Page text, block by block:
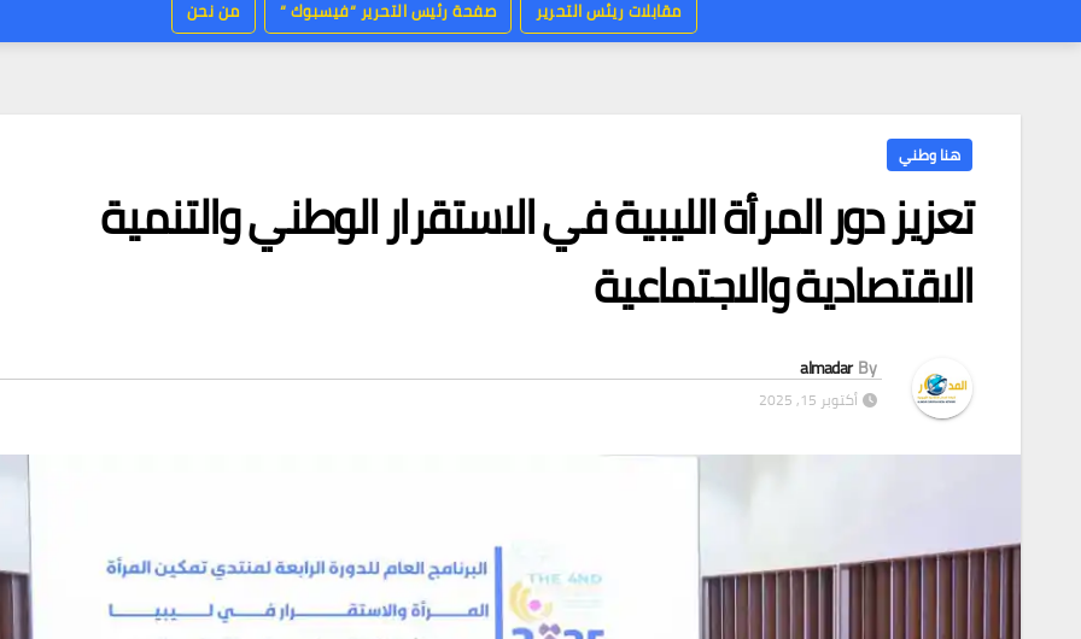
مقابلات ريئس التحرير
صفحة رئيس التحرير “فيسبوك “ من نحن
هنا وطني
تعزيز دور المرأة الليبية في الاستقرار الوطني والتنمية
الاقتصادية والاجتماعية
By
almadar
أكتوبر 15, 2025